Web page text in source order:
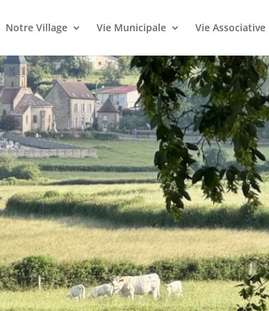
Notre Village Vie Municipale Vie Associative